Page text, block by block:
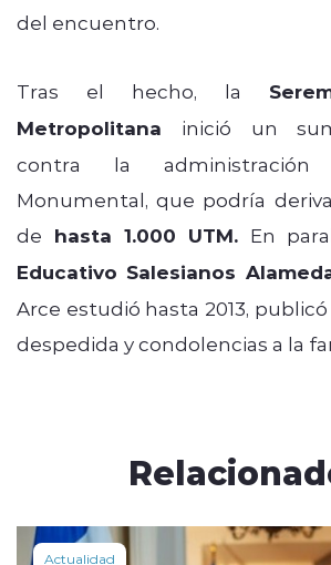
del encuentro.
Tras el hecho, la
Metropolitana inició un
contra la
Monumental, que podría
de hasta 1.000 UTM. En
Educativo Salesianos
Arce estudió hasta 2013,
despedida y condolencias a la
Actualidad